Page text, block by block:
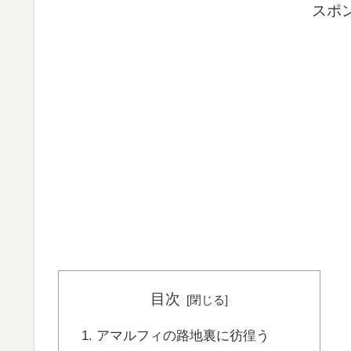
スポ
目次
アマルフィの路地裏に彷徨う